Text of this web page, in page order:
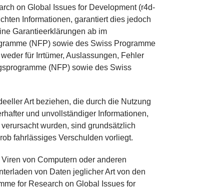
on Global Issues for Development (r4d-
Informationen, garantiert dies jedoch
Garantieerklärungen ab im
(NFP) sowie des Swiss Programme
für Irrtümer, Auslassungen, Fehler
(NFP) sowie des Swiss
Art beziehen, die durch die Nutzung
und unvollständiger Informationen,
wurden, sind grundsätzlich
fahrlässiges Verschulden vorliegt.
von Computern oder anderen
von Daten jeglicher Art von den
for Research on Global Issues for